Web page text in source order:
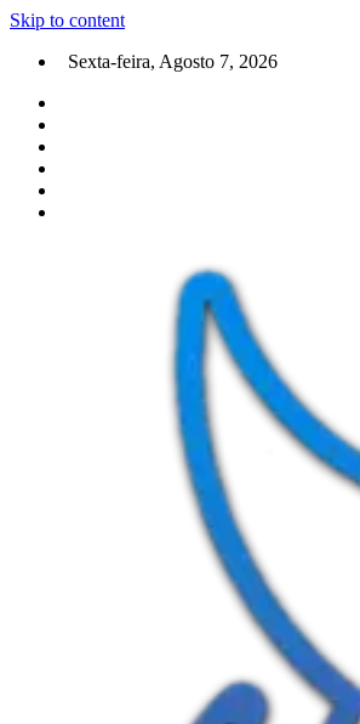
Skip to content
Sexta-feira, Agosto 7, 2026